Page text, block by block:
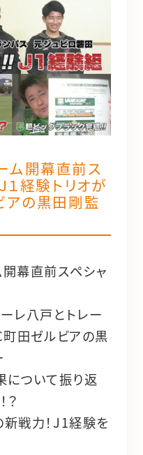
ム開幕直前ス
１経験トリオが
アの黒田剛監
幕直前スペシャ
レ八戸とトレー
町田ゼルビアの黒
について振り返
？
戦力！J1経験を